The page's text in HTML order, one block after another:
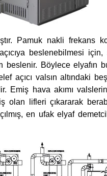
Pamuk nakli frekans
beslenebilmesi için,
beslenir. Böylece elyafın
açıcı valsın altındaki
Emiş hava akımı
olan lifleri çıkararak
en ufak elyaf